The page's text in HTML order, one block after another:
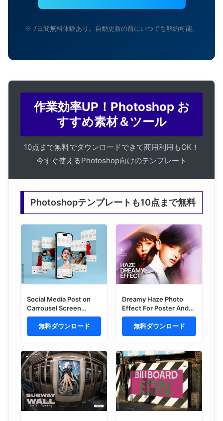
※ 7日間無料体験あり。自動更新の前にいつでも解約可能。
作業効率UP！Photoshop お
すすめ素材＆ツール
10点まで無料でダウンロードできて商用利用もOK！
今すぐ使えるPhotoshop向けのテンプレート
Photoshopテンプレートも10点まで無料
Social Media Post on
Carrousel Screen
Mockup
無料ダウンロード
Dreamy Haze Photo
Effect For Poster And
Social Media Design
無料ダウンロード